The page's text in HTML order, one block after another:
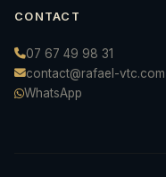
CONTACT
07 67 49 98 31
contact@rafael-vtc.com
WhatsApp